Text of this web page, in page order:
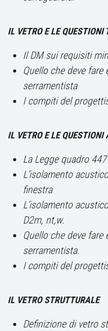
IL VETRO E LE QUESTIONI
Il DM sui requisiti
Quello che deve
serramentista
I compiti del
IL VETRO E LE QUESTIONI
La Legge quadro 447
L’isolamento
finestra
L’isolamento
D2m, nt,w.
Quello che deve
serramentista.
I compiti del
IL VETRO STRUTTURALE
Definizione di vetro